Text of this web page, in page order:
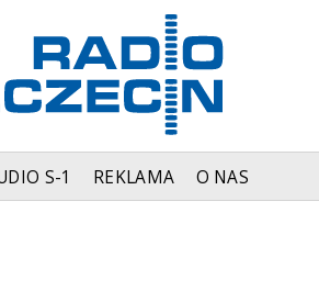
S-1 REKLAMA O NAS